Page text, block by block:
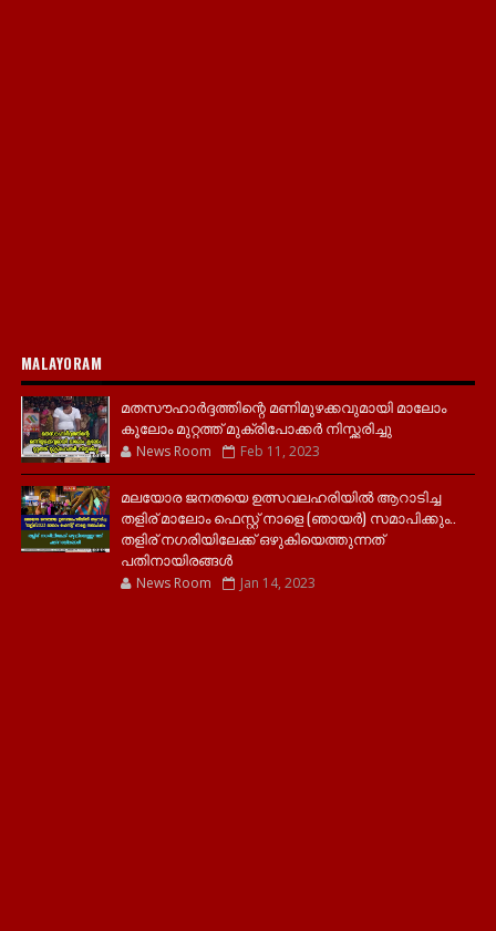
MALAYORAM
മതസൗഹാർദ്ദത്തിന്റെ മണിമുഴക്കവുമായി മാലോം
കൂലോം മുറ്റത്ത് മുക്രിപോക്കർ നിസ്ക്കരിച്ചു
News Room Feb 11, 2023
മലയോര ജനതയെ ഉത്സവലഹരിയിൽ ആറാടിച്ച
തളിര് മാലോം ഫെസ്റ്റ് നാളെ (ഞായർ) സമാപിക്കും..
തളിര് നഗരിയിലേക്ക് ഒഴുകിയെത്തുന്നത്
പതിനായിരങ്ങൾ
News Room Jan 14, 2023